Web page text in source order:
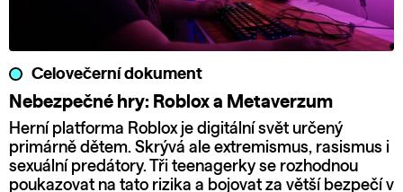
Celovečerní dokument
Nebezpečné hry: Roblox a Metaverzum
Herní platforma Roblox je digitální svět určený
primárně dětem. Skrývá ale extremismus, rasismus i
sexuální predátory. Tři teenagerky se rozhodnou
poukazovat na tato rizika a bojovat za větší bezpečí v